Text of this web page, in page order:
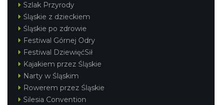
Szlak Przyrody
Śląskie z dzieckiem
Śląskie po zdrowie
Festiwal Górnej Odry
Festiwal DziewięćSił
Kajakiem przez Śląskie
Narty w Śląskim
Rowerem przez Śląskie
Silesia Convention